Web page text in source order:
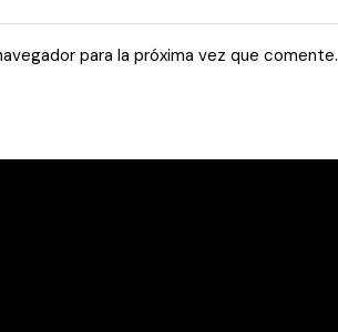
para la próxima vez que comente.